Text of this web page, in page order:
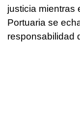
justicia mientras
Portuaria se
responsabilidad